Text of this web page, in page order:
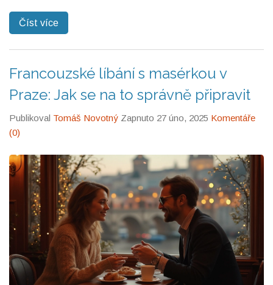
bez trapných momentů. Připravenost je základem příjemného
Číst více
Francouzské líbání s masérkou v
Praze: Jak se na to správně připravit
Publikoval Tomáš Novotný Zapnuto 27 úno, 2025 Komentáře
(0)